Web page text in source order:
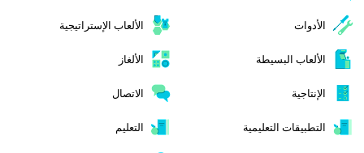
الأدوات الألعاب الإستراتيجية
الألعاب البسيطة الألغاز
الإنتاجية الاتصال
التطبيقات التعليمية التعليم